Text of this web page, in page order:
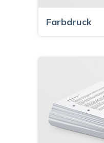
Farbdruck